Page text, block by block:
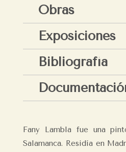
Obras
Exposiciones
Bibliografía
Fany Lambla fue una
Salamanca. Residía en